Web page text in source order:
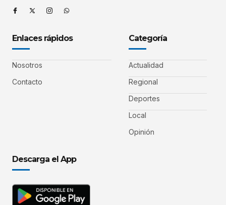
Enlaces rápidos
Nosotros
Contacto
Categoría
Actualidad
Regional
Deportes
Local
Opinión
Descarga el App